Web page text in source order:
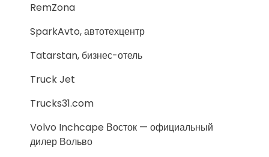
RemZona
SparkAvto, автотехцентр
Tatarstan, бизнес-отель
Truck Jet
Trucks31.com
Volvo Inchcape Восток — официальный
дилер Вольво